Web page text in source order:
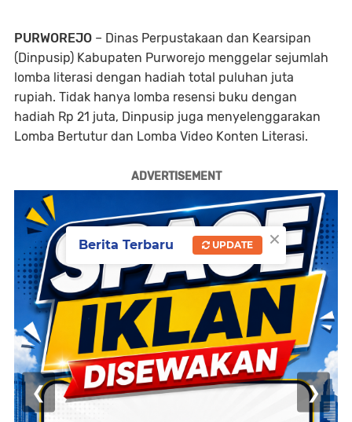
PURWOREJO – Dinas Perpustakaan dan Kearsipan
(Dinpusip) Kabupaten Purworejo menggelar sejumlah
lomba literasi dengan hadiah total puluhan juta
rupiah. Tidak hanya lomba resensi buku dengan
hadiah Rp 21 juta, Dinpusip juga menyelenggarakan
Lomba Bertutur dan Lomba Video Konten Literasi.
ADVERTISEMENT
❮ ❯
×
Berita Terbaru UPDATE